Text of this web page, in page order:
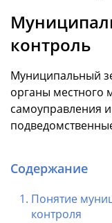
контроль
Муниципальный
органы местного
самоуправления
Содержание
Понятие
контроля